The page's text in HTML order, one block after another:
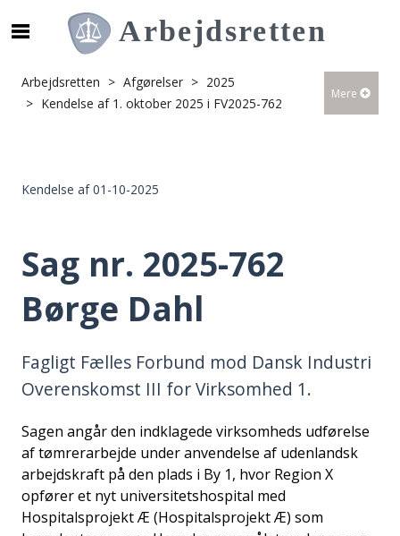
e
h
l
å
s
d
e
n
Arbejdsretten Afgørelser
2025
Kendelse af 1. oktober 2025 i FV2025-762
Mere
Kendelse af 01-10-2025
Sag nr. 2025-762
Børge Dahl
Fagligt Fælles Forbund mod Dansk Industri
Overenskomst III for Virksomhed 1.
Sagen angår den indklagede virksomheds udførelse
af tømrerarbejde under anvendelse af udenlandsk
arbejdskraft på den plads i By 1, hvor Region X
opfører et nyt universitetshospital med
Hospitalsprojekt Æ (Hospitalsprojekt Æ) som